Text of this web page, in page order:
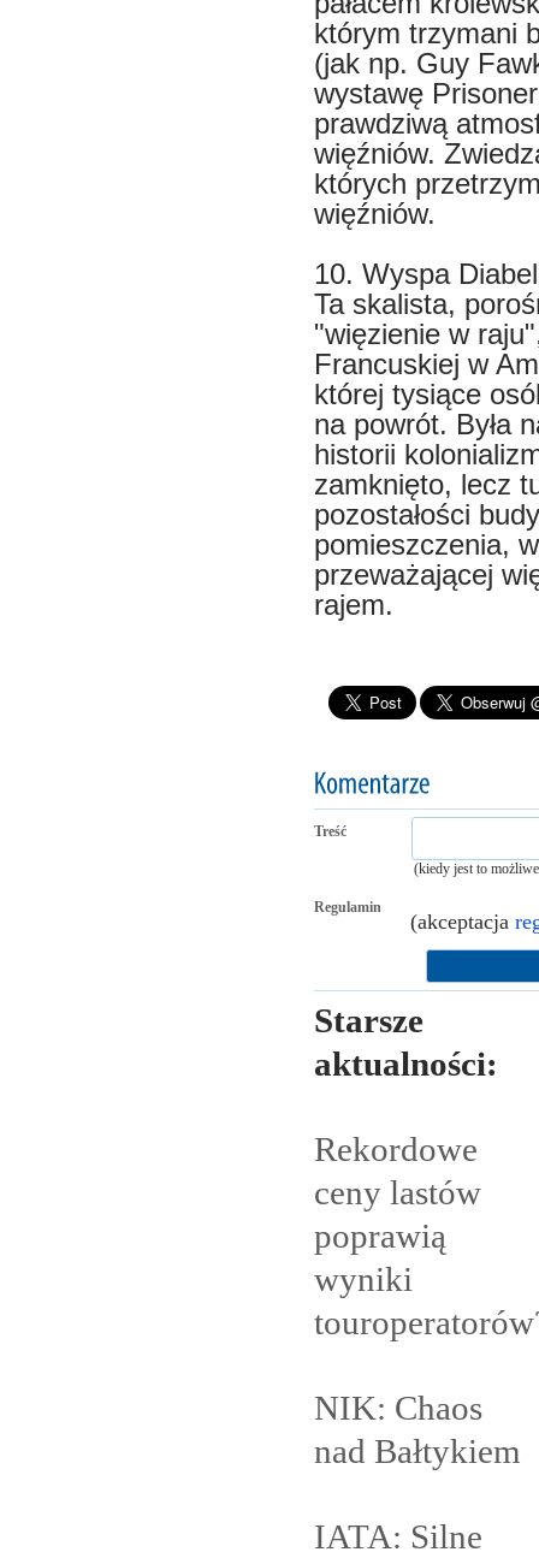
którym trzymani
(jak np. Guy
wystawę
prawdziwą
więźniów.
których
więźniów.
10. Wyspa
Ta skalista,
"więzienie w
Francuskiej w
której tysiące
na powrót. Była
historii
zamknięto, lecz
pozostałości
pomieszczenia,
przeważającej
rajem.
Treść
(kiedy jest to
Regulamin
(akceptacja
Starsze
aktualności:
Rekordowe
ceny lastów
poprawią
wyniki
NIK: Chaos
nad Bałtykiem
IATA: Silne